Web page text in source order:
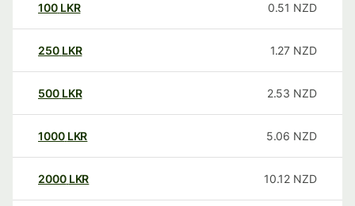
100 LKR 0.51 NZD
250 LKR 1.27 NZD
500 LKR 2.53 NZD
1000 LKR 5.06 NZD
2000 LKR 10.12 NZD